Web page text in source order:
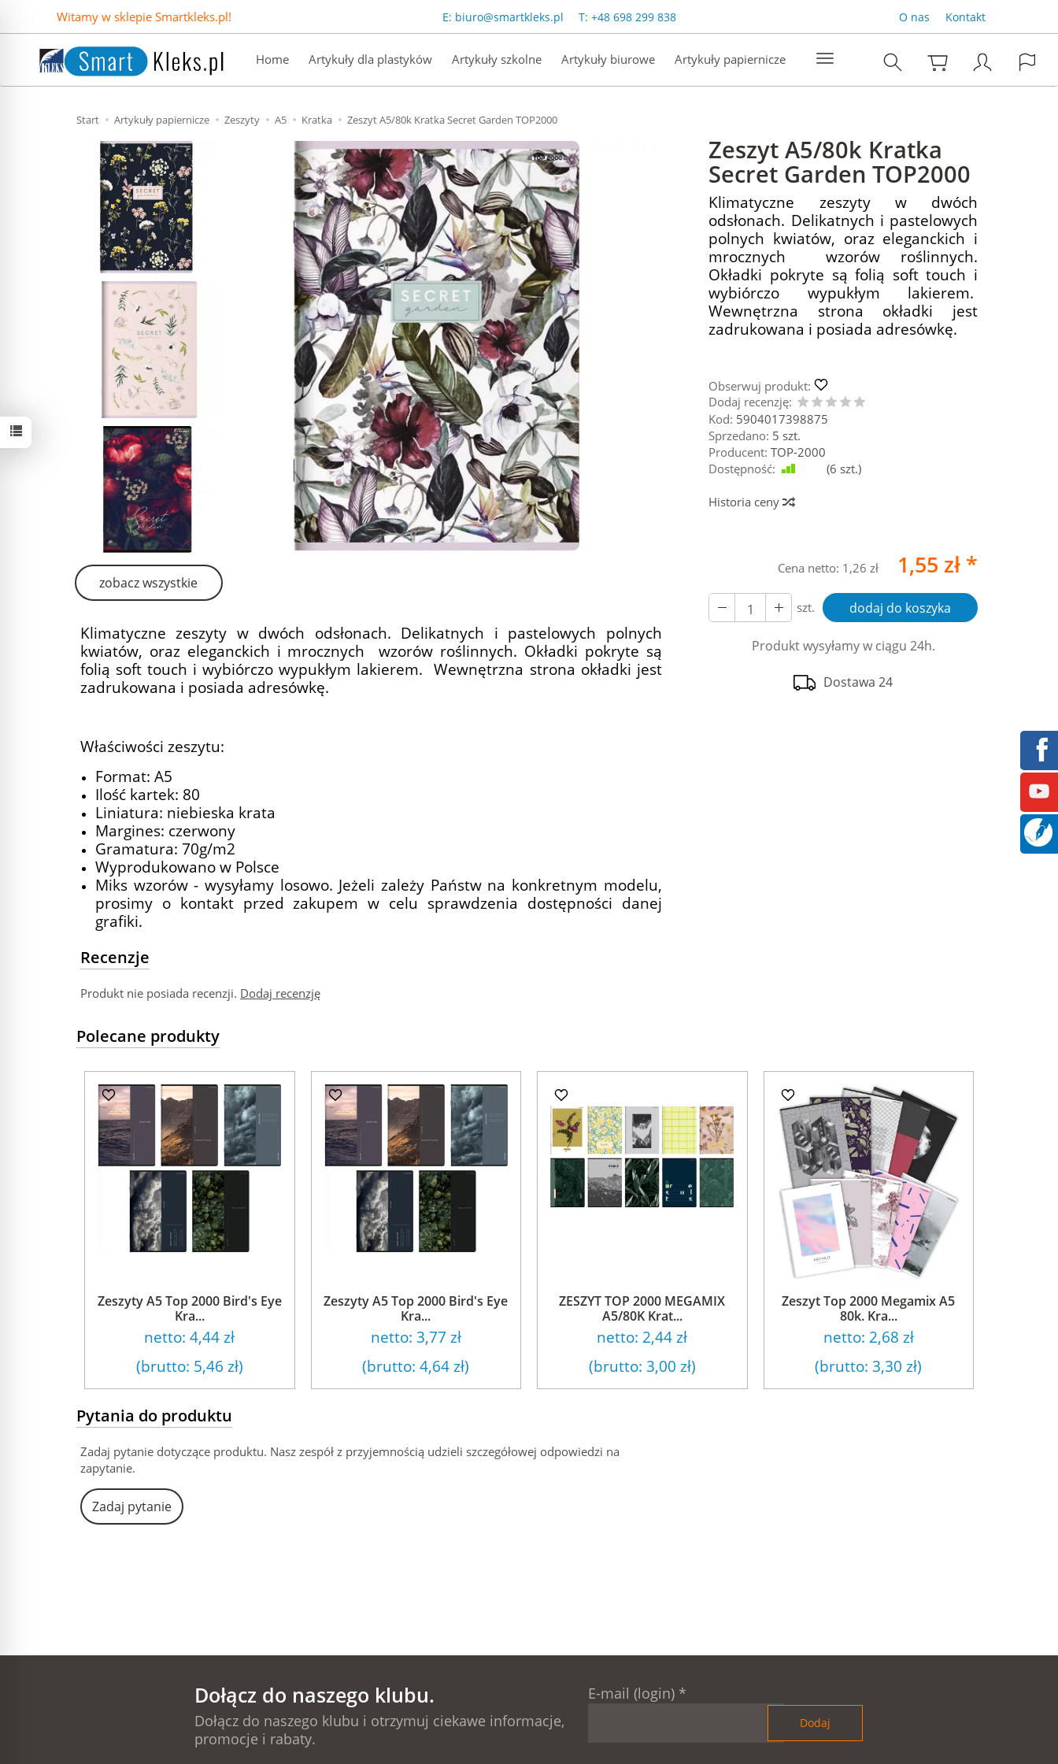
Witamy w sklepie Smartkleks.pl! E: biuro@smartkleks.pl T: +48 698 299 838 O nas Kontakt
Home Artykuły dla plastyków Artykuły szkolne Artykuły biurowe Artykuły papiernicze
Start Artykuły papiernicze Zeszyty A5 Kratka Zeszyt A5/80k Kratka Secret Garden TOP2000
zobacz wszystkie
Zeszyt A5/80k Kratka
Secret Garden TOP2000
Klimatyczne zeszyty w dwóch
odsłonach. Delikatnych i pastelowych
polnych kwiatów, oraz eleganckich i
mrocznych wzorów roślinnych.
Okładki pokryte są folią soft touch i
wybiórczo wypukłym lakierem.
Wewnętrzna strona okładki jest
zadrukowana i posiada adresówkę.
Obserwuj produkt:
Dodaj recenzję:
Kod: 5904017398875
Sprzedano: 5 szt.
Producent: TOP-2000
Dostępność:
(6 szt.)
Historia ceny
Cena netto: 1,26 zł 1,55 zł *
szt. dodaj do koszyka
Produkt wysyłamy w ciągu 24h.
Dostawa 24
Klimatyczne zeszyty w dwóch odsłonach. Delikatnych i pastelowych polnych
kwiatów, oraz eleganckich i mrocznych wzorów roślinnych. Okładki pokryte są
folią soft touch i wybiórczo wypukłym lakierem. Wewnętrzna strona okładki jest
zadrukowana i posiada adresówkę.
Właściwości zeszytu:
Format: A5
Ilość kartek: 80
Liniatura: niebieska krata
Margines: czerwony
Gramatura: 70g/m2
Wyprodukowano w Polsce
Miks wzorów - wysyłamy losowo. Jeżeli zależy Państw na konkretnym modelu,
prosimy o kontakt przed zakupem w celu sprawdzenia dostępności danej
grafiki.
Recenzje
Produkt nie posiada recenzji. Dodaj recenzję
Polecane produkty
Zeszyty A5 Top 2000 Bird's Eye
Kra...
netto:4,44 zł
(brutto: 5,46 zł)
Zeszyty A5 Top 2000 Bird's Eye
Kra...
netto: 3,77 zł
(brutto:4,64 zł)
ZESZYT TOP 2000 MEGAMIX
A5/80K Krat...
netto: 2,44 zł
(brutto: 3,00 zł)
Zeszyt Top 2000 Megamix A5
80k. Kra...
netto: 2,68 zł
(brutto:3,30 zł)
Pytania do produktu
Zadaj pytanie dotyczące produktu. Nasz zespół z przyjemnością udzieli szczegółowej odpowiedzi na
zapytanie.
Zadaj pytanie
Dołącz do naszego klubu.
Dołącz do naszego klubu i otrzymuj ciekawe informacje,
promocje i rabaty.
E-mail (login) *